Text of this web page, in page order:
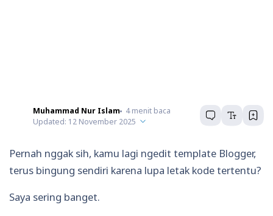
Muhammad Nur Islam 4menit baca
Updated: 12 November 2025
Pernah nggak sih, kamu lagi ngedit template Blogger,
terus bingung sendiri karena lupa letak kode tertentu?
Saya sering banget.